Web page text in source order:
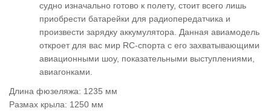
судно изначально готово к полету, стоит всего лишь
приобрести батарейки для радиопередатчика и
произвести зарядку аккумулятора. Данная авиамодель
откроет для вас мир RC-спорта с его захватывающими
авиационными шоу, показательными выступлениями,
авиагонками.
Длина фюзеляжа: 1235 мм
Размах крыла: 1250 мм